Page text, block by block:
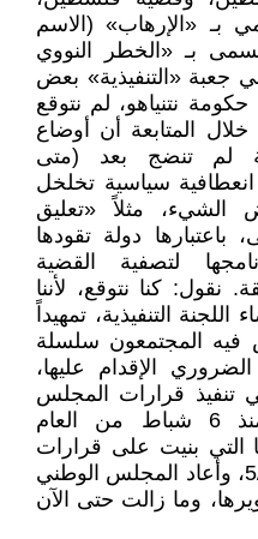
بـ «الإرهاب» (الاسم
بـ «الخطر النووي
جعبة «التنفيذية» بعض
نتنياهو، لم نتوقع
المتابعة أن أوضاع
لم تنضج بعد (متى
سياسية تخلخل
الشيء، مثلاً «تعليق
باعتبارها دولة تقودها
لتصفية القضية
نقول: كنا نتوقع، لأننا
عقده 9 من أعضاء اللجنة التنفيذية، تمهيداً
فيه المجتمعون سلسلة
الإقدام عليها،
تنفيذ قرارات المجلس
المركزي الـ31، والمعطلة منذ 6 شباط من العام
التي بنيت على قرارات
المجلس المركزي في 5/3/2015، وأعاد المجلس الوطني
وتطويرها، وما زالت حتى الآن